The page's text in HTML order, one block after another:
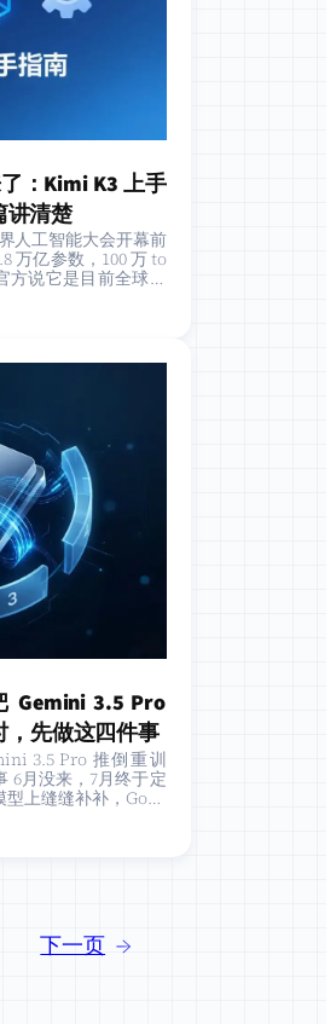
：Kimi K3 上手
讲清楚
人工智能大会开幕前
万亿参数，100 万 to
方说它是目前全球最
Gemini 3.5 Pro
先做这四件事
3.5 Pro 推倒重训
6月没来，7月终于定
上缝缝补补，Goog
下一页 →